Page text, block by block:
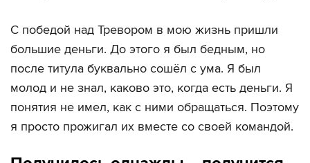
С победой над Тревором в мою жизнь пришли
большие деньги. До этого я был бедным, но
после титула буквально сошёл с ума. Я был
молод и не знал, каково это, когда есть деньги. Я
понятия не имел, как с ними обращаться. Поэтому
я просто прожигал их вместе со своей командой.